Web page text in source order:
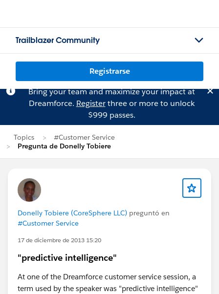
Trailblazer Community
Registrarse
Bring your team and maximize your impact at
Dreamforce. Registerthree or more to unlock
$999 passes.
Topics
#Customer Service
Pregunta de Donelly Tobiere
Donelly Tobiere (CoreSphere LLC) preguntó en
#Customer Service
17 de diciembre de 2013 15:20
"predictive intelligence"
At one of the Dreamforce customer service session, a
term used by the speaker was "predictive intelligence"